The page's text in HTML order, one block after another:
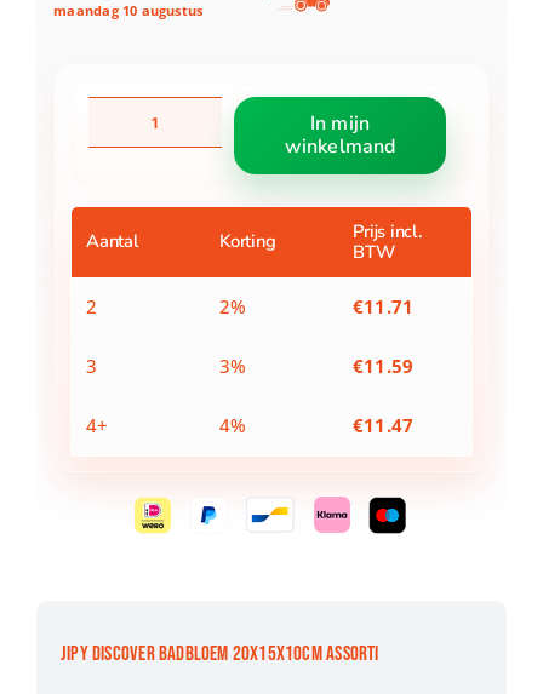
maandag 10 augustus
discover
assorti
In mijn
winkelmand
Aantal Korting
Prijs incl.
BTW
2 2% €11.71
3 3% €11.59
4+ 4% €11.47
JIPY DISCOVER BADBLOEM 20X15X10CM ASSORTI